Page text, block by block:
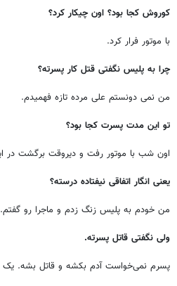
کوروش کجا بود؟ اون چیکار کرد؟
با موتور فرار کرد.
چرا به پلیس نگفتی قتل کار پسرته؟
من نمی دونستم علی مرده تازه فهمیدم.
تو این مدت پسرت کجا بود؟
اون شب با موتور رفت و دیروقت برگشت در
یعنی انگار اتفاقی نیفتاده درسته؟
من خودم به پلیس زنگ زدم و ماجرا رو گفتم.
ولی نگفتی قاتل پسرته.
پسرم نمی‌خواست آدم بکشه و قاتل بشه. یک